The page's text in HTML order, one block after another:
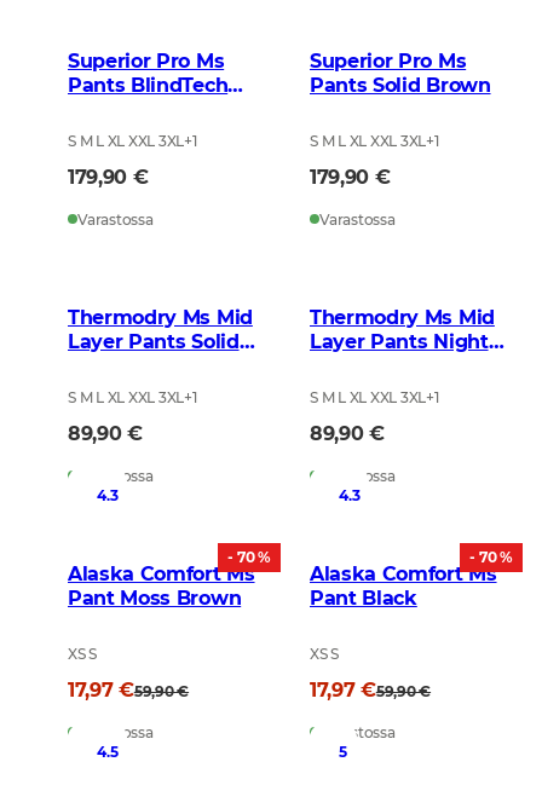
Superior Pro Ms
Pants BlindTech
S M L XL XXL 3XL+1
179,90 €
Varastossa
Superior Pro Ms
Pants Solid Brown
S M L XL XXL 3XL+1
179,90 €
Varastossa
Thermodry Ms Mid
Layer Pants Solid
S M L XL XXL 3XL+1
89,90 €
Varastossa
Thermodry Ms Mid
Layer Pants Night
S M L XL XXL 3XL+1
89,90 €
Varastossa
- 70 %
4.3
Alaska Comfort Ms
Pant Moss Brown
XS S
17,97 €59,90 €
Varastossa
- 70 %
4.3
Alaska Comfort Ms
Pant Black
XS S
17,97 €59,90 €
Varastossa
4.5 5